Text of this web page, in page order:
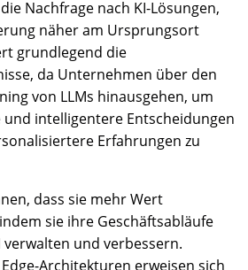
Nachfrage nach KI-Lösungen,
näher am Ursprungsort
grundlegend die
da Unternehmen über den
von LLMs hinausgehen, um
intelligentere Entscheidungen
Erfahrungen zu
dass sie mehr Wert
sie ihre Geschäftsabläufe
und verbessern.
Architekturen erweisen sich